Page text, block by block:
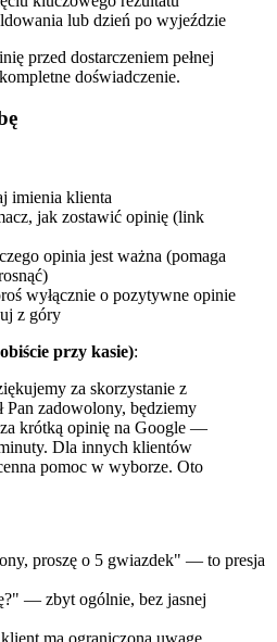
lub dzień po wyjeździe
przed dostarczeniem pełnej
doświadczenie.
imienia klienta
jak zostawić opinię (link
opinia jest ważna (pomaga
wyłącznie o pozytywne opinie
z góry
przy kasie):
za skorzystanie z
Pan zadowolony, będziemy
krótką opinię na Google —
Dla innych klientów
pomoc w wyborze. Oto
proszę o 5 gwiazdek" — to presja
— zbyt ogólnie, bez jasnej